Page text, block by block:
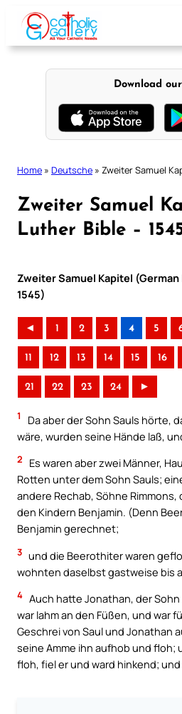
content
Download
Home » Deutsche » Zweiter Samuel
Zweiter Samuel
Luther Bible –
Zweiter Samuel Kapitel
1545)
◄ 1 2 3 4 5
11 12 13 14 15 16
21 22 23 24 ►
1
Da aber der Sohn Sauls hörte,
wäre, wurden seine Hände laß,
2
Es waren aber zwei Männer,
Rotten unter dem Sohn Sauls;
andere Rechab, Söhne
den Kindern Benjamin. (Denn
Benjamin gerechnet;
3 und die Beerothiter waren
wohnten daselbst gastweise bis
4 Auch hatte Jonathan, der
war lahm an den Füßen, und war
Geschrei von Saul und Jonathan
seine Amme ihn aufhob und floh;
floh, fiel er und ward hinkend;